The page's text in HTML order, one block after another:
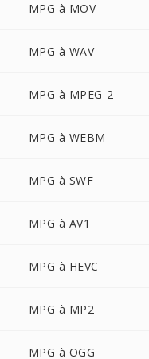
MPG à MOV
MPG à WAV
MPG à MPEG-2
MPG à WEBM
MPG à SWF
MPG à AV1
MPG à HEVC
MPG à MP2
MPG à OGG